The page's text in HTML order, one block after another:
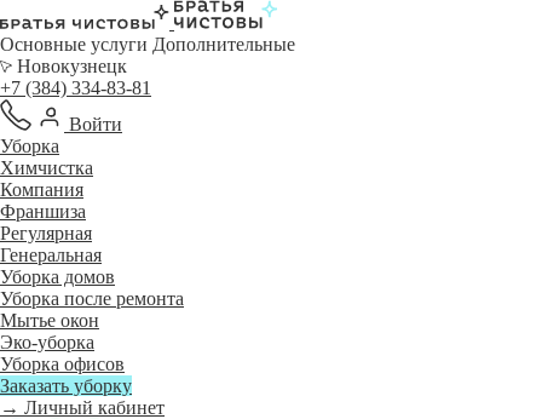
Основные услуги Дополнительные
Новокузнецк
+7 (384) 334-83-81
Войти
Уборка
Химчистка
Компания
Франшиза
Регулярная
Генеральная
Уборка домов
Уборка после ремонта
Мытье окон
Эко-уборка
Уборка офисов
Заказать уборку
→ Личный кабинет